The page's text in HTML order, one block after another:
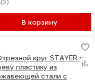
(5)
В корзину